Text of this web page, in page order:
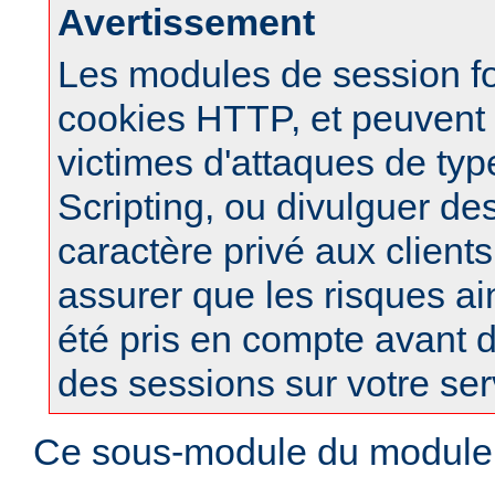
Avertissement
Les modules de session
cookies HTTP, et
victimes d'attaques de
Scripting, ou divulguer
caractère privé aux
assurer que les risques
été pris en compte avant
des sessions sur votre
Ce sous-module du